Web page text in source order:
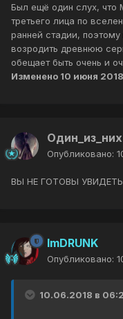
Был ещё один слух, что
третьего лица по
ранней стадии,
возродить древнюю
обещает быть очень и
Изменено 10 июня 2018
Один_из_них
Опубликовано:
ВЫ НЕ ГОТОВЫ УВИДЕТЬ
ImDRUNK
Опубликовано:
10.06.2018 в